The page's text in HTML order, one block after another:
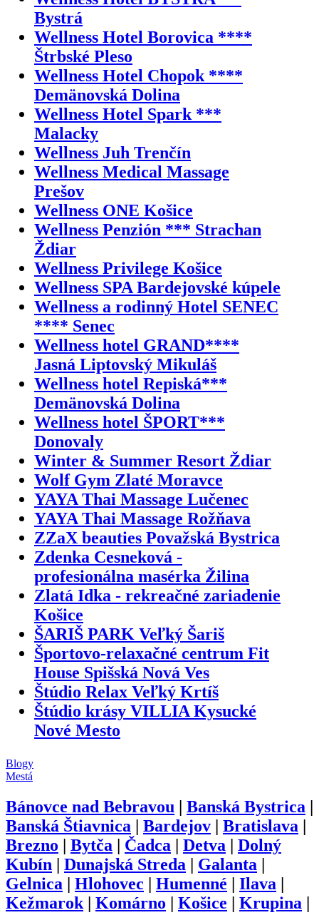
Bystrá
Wellness Hotel Borovica ****
Štrbské Pleso
Wellness Hotel Chopok ****
Demänovská Dolina
Wellness Hotel Spark ***
Malacky
Wellness Juh Trenčín
Wellness Medical Massage
Prešov
Wellness ONE Košice
Wellness Penzión *** Strachan
Ždiar
Wellness Privilege Košice
Wellness SPA Bardejovské kúpele
Wellness a rodinný Hotel SENEC
**** Senec
Wellness hotel GRAND****
Jasná Liptovský Mikuláš
Wellness hotel Repiská***
Demänovská Dolina
Wellness hotel ŠPORT***
Donovaly
Winter & Summer Resort Ždiar
Wolf Gym Zlaté Moravce
YAYA Thai Massage Lučenec
YAYA Thai Massage Rožňava
ZZaX beauties Považská Bystrica
Zdenka Cesneková -
profesionálna masérka Žilina
Zlatá Idka - rekreačné zariadenie
Košice
ŠARIŠ PARK Veľký Šariš
Športovo-relaxačné centrum Fit
House Spišská Nová Ves
Štúdio Relax Veľký Krtíš
Štúdio krásy VILLIA Kysucké
Nové Mesto
Blogy
Mestá
Bánovce nad Bebravou | Banská Bystrica |
Banská Štiavnica | Bardejov | Bratislava |
Brezno | Bytča | Čadca | Detva | Dolný
Kubín | Dunajská Streda | Galanta |
Gelnica | Hlohovec | Humenné | Ilava |
Kežmarok | Komárno | Košice | Krupina |